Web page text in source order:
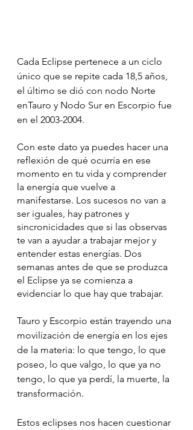
Cada Eclipse pertenece a un ciclo
único que se repite cada 18,5 años,
el último se dió con nodo Norte
enTauro y Nodo Sur en Escorpio fue
en el 2003-2004.
Con este dato ya puedes hacer una
reflexión de qué ocurría en ese
momento en tu vida y comprender
la energía que vuelve a
manifestarse. Los sucesos no van a
ser iguales, hay patrones y
sincronicidades que si las observas
te van a ayudar a trabajar mejor y
entender estas energías. Dos
semanas antes de que se produzca
el Eclipse ya se comienza a
evidenciar lo que hay que trabajar.
Tauro y Escorpio están trayendo una
movilización de energía en los ejes
de la materia: lo que tengo, lo que
poseo, lo que valgo, lo que ya no
tengo, lo que ya perdí, la muerte, la
transformación.
Estos eclipses nos hacen cuestionar